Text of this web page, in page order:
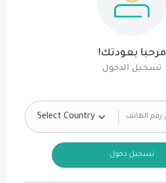
مرحبا بعودتك!
تسجيل الدخول
تسجيل دخول